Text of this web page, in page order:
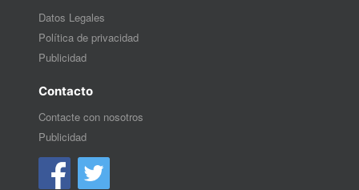
Datos Legales
Política de privacidad
Publicidad
Contacto
Contacte con nosotros
Publicidad